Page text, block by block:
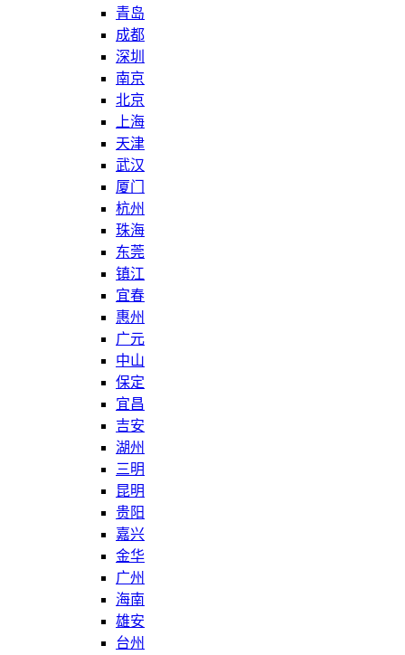
青岛
成都
深圳
南京
北京
上海
天津
武汉
厦门
杭州
珠海
东莞
镇江
宜春
惠州
广元
中山
保定
宜昌
吉安
湖州
三明
昆明
贵阳
嘉兴
金华
广州
海南
雄安
台州